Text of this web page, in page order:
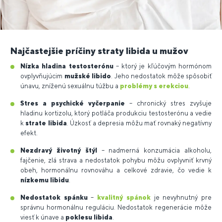
Najčastejšie príčiny straty libida u mužov
Nízka hladina testosterónu– ktorý je kľúčovým hormónom
ovplyvňujúcim mužské libido. Jeho nedostatok môže spôsobiť
únavu, zníženú sexuálnu túžbu a problémy s erekciou.
Stres a psychické vyčerpanie – chronický stres zvyšuje
hladinu kortizolu, ktorý potláča produkciu testosterónu a vedie
k strate libida. Úzkosť a depresia môžu mať rovnaký negatívny
efekt.
Nezdravý životný štýl
– nadmerná konzumácia alkoholu,
fajčenie, zlá strava a nedostatok pohybu môžu ovplyvniť krvný
obeh, hormonálnu rovnováhu a celkové zdravie, čo vedie k
nízkemu libidu.
Nedostatok spánku– kvalitný spánokje nevyhnutný pre
správnu hormonálnu reguláciu. Nedostatok regenerácie môže
viesť k únave a poklesu libida.